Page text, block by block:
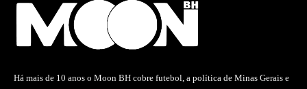
Há mais de 10 anos o Moon BH cobre futebol, a política de Minas Gerais e